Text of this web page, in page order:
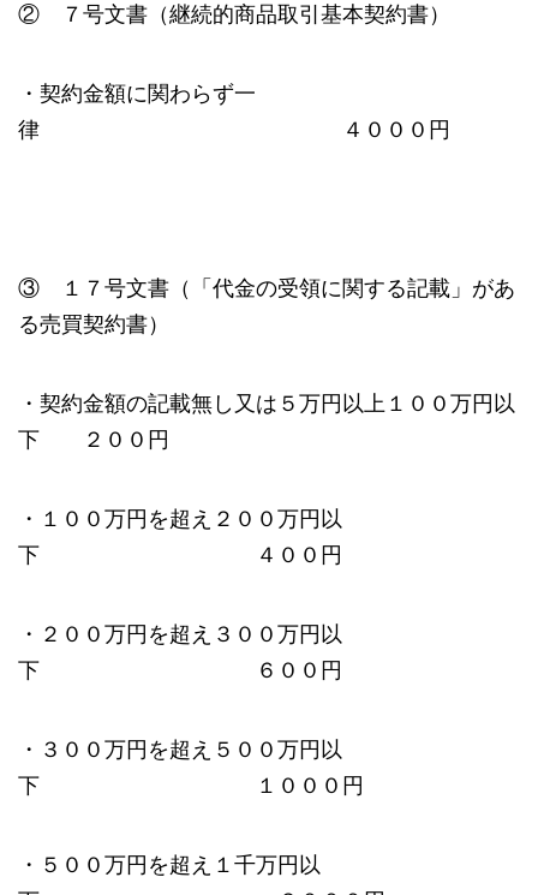
② ７号文書（継続的商品取引基本契約書）
・契約金額に関わらず一
律 ４０００円
③ １７号文書（「代金の受領に関する記載」があ
る売買契約書）
・契約金額の記載無し又は５万円以上１００万円以
下 ２００円
・１００万円を超え２００万円以
下 ４００円
・２００万円を超え３００万円以
下 ６００円
・３００万円を超え５００万円以
下 １０００円
・５００万円を超え１千万円以